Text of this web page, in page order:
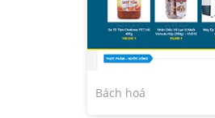
Bách hoá